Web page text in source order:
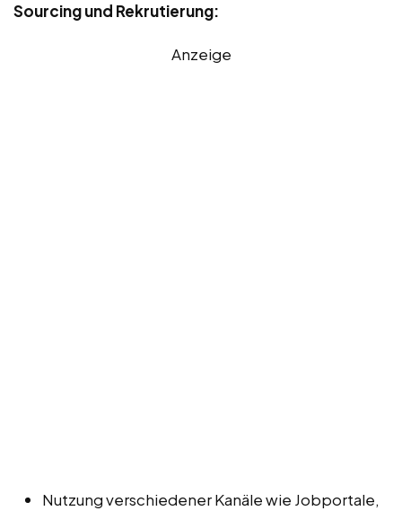
Sourcing und Rekrutierung:
Anzeige
Nutzung verschiedener Kanäle wie Jobportale,